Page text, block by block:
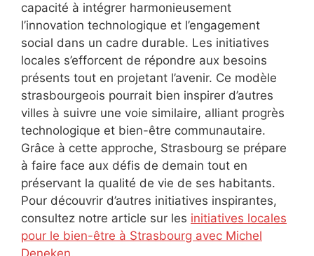
capacité à intégrer harmonieusement
l’innovation technologique et l’engagement
social dans un cadre durable. Les initiatives
locales s’efforcent de répondre aux besoins
présents tout en projetant l’avenir. Ce modèle
strasbourgeois pourrait bien inspirer d’autres
villes à suivre une voie similaire, alliant progrès
technologique et bien-être communautaire.
Grâce à cette approche, Strasbourg se prépare
à faire face aux défis de demain tout en
préservant la qualité de vie de ses habitants.
Pour découvrir d’autres initiatives inspirantes,
consultez notre article sur les initiatives locales
pour le bien-être à Strasbourg avec Michel